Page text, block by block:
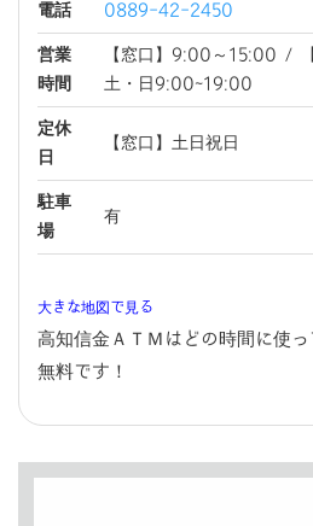
電話 0889-42-2450
営業
時間
【窓口】9:00～15:00 /
土・日9:00~19:00
定休
日
【窓口】土日祝日
駐車
場
有
大きな地図で見る
高知信金ＡＴＭはどの時間に使
無料です！